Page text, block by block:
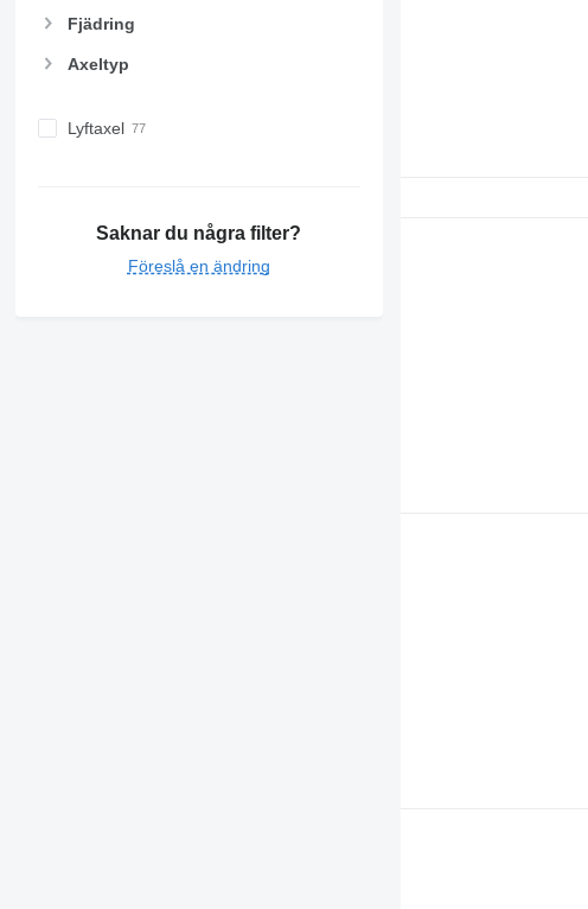
Fjädring
Axeltyp
Lyftaxel
Saknar du några filter?
Föreslå en ändring